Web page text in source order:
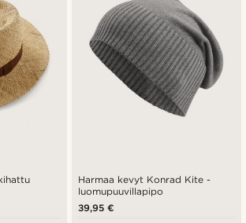
Kallein
Harmaa kevyt Konrad Kite -
luomupuuvillapipo
39,95 €